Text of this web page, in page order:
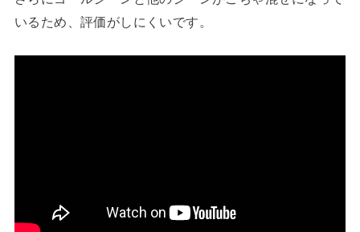
いるため、評価がしにくいです。